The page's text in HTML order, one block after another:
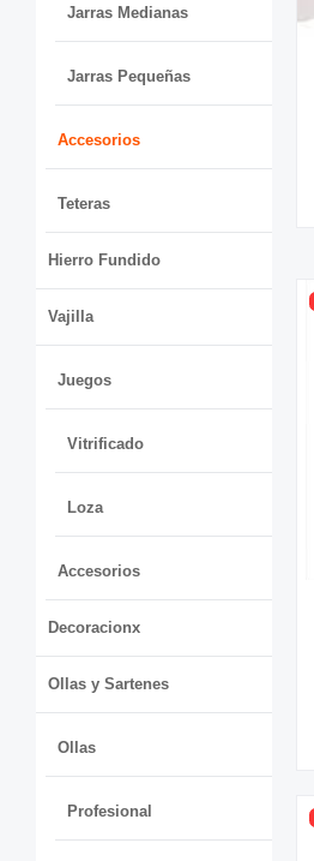
Jarras Medianas
Jarras Pequeñas
Accesorios
Teteras
Hierro Fundido
Vajilla
Juegos
Vitrificado
Loza
Accesorios
Decoracionx
Ollas y Sartenes
Ollas
Profesional